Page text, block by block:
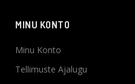
MINU KONTO
Minu Konto
Tellimuste Ajalugu